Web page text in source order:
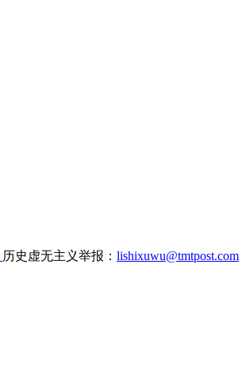
历史虚无主义举报： lishixuwu@tmtpost.com